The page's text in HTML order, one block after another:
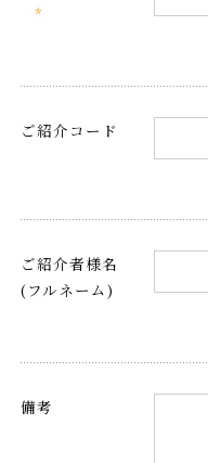
*
ご紹介コード
ご紹介者様名
(フルネーム)
備考